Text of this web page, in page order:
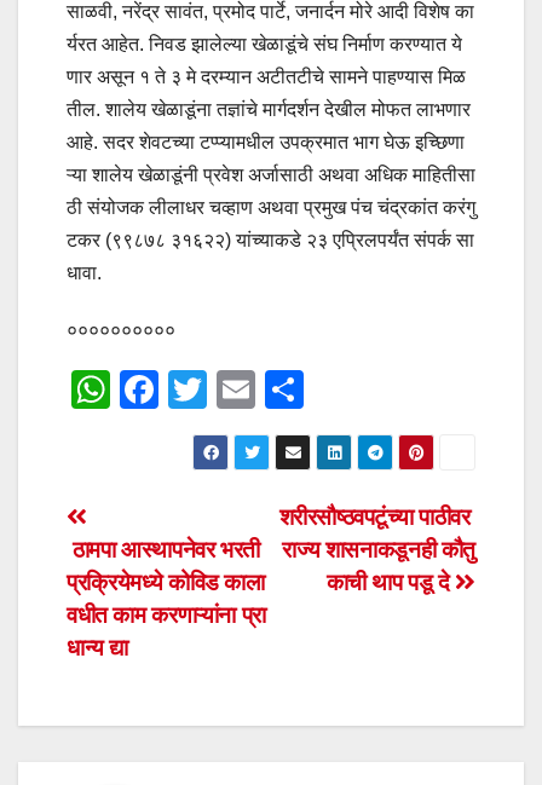
साळवी, नरेंद्र सावंत, प्रमोद पार्टे, जनार्दन मोरे आदी विशेष का
र्यरत आहेत. निवड झालेल्या खेळाडूंचे संघ निर्माण करण्यात ये
णार असून १ ते ३ मे दरम्यान अटीतटीचे सामने पाहण्यास मिळ
तील. शालेय खेळाडूंना तज्ञांचे मार्गदर्शन देखील मोफत लाभणार
आहे. सदर शेवटच्या टप्प्यामधील उपक्रमात भाग घेऊ इच्छिणा
ऱ्या शालेय खेळाडूंनी प्रवेश अर्जासाठी अथवा अधिक माहितीसा
ठी संयोजक लीलाधर चव्हाण अथवा प्रमुख पंच चंद्रकांत करंगु
टकर (९९८७८ ३१६२२) यांच्याकडे २३ एप्रिलपर्यंत संपर्क सा
धावा.
००००००००००
W
A
p
p
F
b
o
o
T
wi
tt
E
m
ail
h
ar
e
Post
navigation
शरीरसौष्ठवपटूंच्या पाठीवर
राज्य शासनाकडूनही कौतु
काची थाप पडू दे
ठामपा आस्थापनेवर भरती
प्रक्रियेमध्ये कोविड काला
वधीत काम करणाऱ्यांना प्रा
धान्य द्या